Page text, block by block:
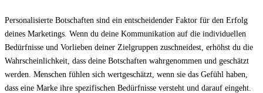
Personalisierte Botschaften sind ein entscheidender Faktor für den Erfolg
deines Marketings. Wenn du deine Kommunikation auf die individuellen
Bedürfnisse und Vorlieben deiner Zielgruppen zuschneidest, erhöhst du die
Wahrscheinlichkeit, dass deine Botschaften wahrgenommen und geschätzt
werden. Menschen fühlen sich wertgeschätzt, wenn sie das Gefühl haben,
dass eine Marke ihre spezifischen Bedürfnisse versteht und darauf eingeht.